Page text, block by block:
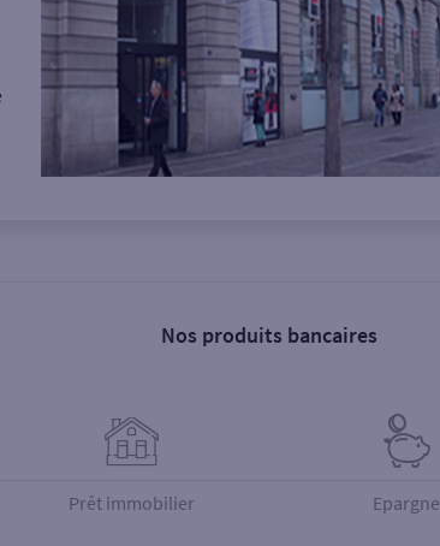
Nos produits bancaires
Prêt immobilier Epargne